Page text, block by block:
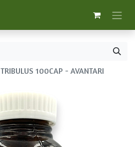
TRIBULUS 100CAP - AVANTARI